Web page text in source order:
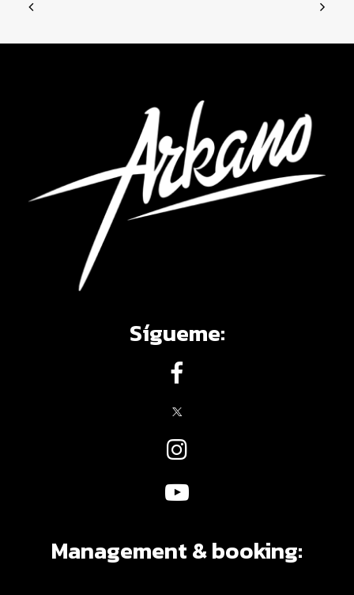
Sígueme:
Management & booking: